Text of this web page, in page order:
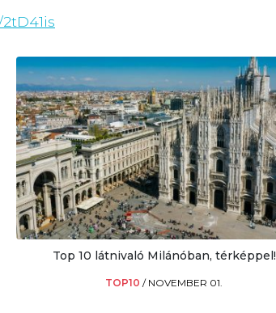
Top 10 látnivaló Milánóban, térképpel!
TOP10/ NOVEMBER 01.